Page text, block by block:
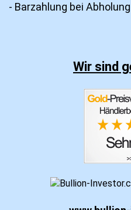
- Barzahlung bei Abholung
Wir sind